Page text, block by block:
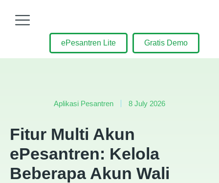
ePesantren Lite Gratis Demo
Aplikasi Pesantren 8 July 2026
Fitur Multi Akun
ePesantren: Kelola
Beberapa Akun Wali